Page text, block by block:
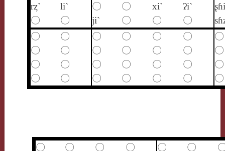
rȥ`
li` 〇 〇 xi` ʔi`
〇
〇 ji` 〇 〇 〇
〇
〇 〇 〇 〇 〇
〇
〇
〇 〇 〇 〇 〇
〇
〇
〇 〇 〇 〇 〇
〇
〇
〇 〇 〇 〇 〇 〇
〇 〇 〇 〇 〇 〇